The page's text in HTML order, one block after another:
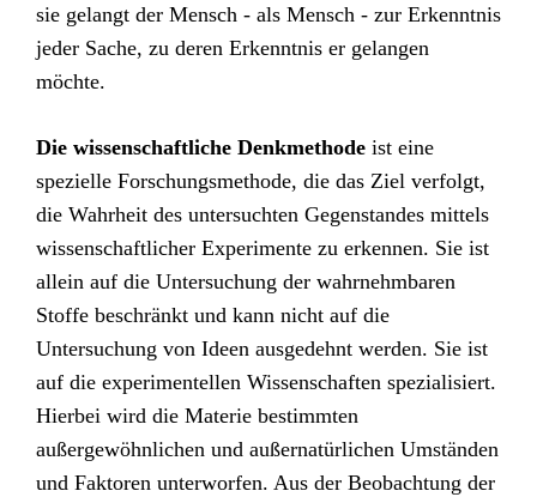
sie gelangt der Mensch - als Mensch - zur Erkenntnis
jeder Sache, zu deren Erkenntnis er gelangen
möchte.
Die wissenschaftliche Denkmethode ist eine
spezielle Forschungsmethode, die das Ziel verfolgt,
die Wahrheit des untersuchten Gegenstandes mittels
wissenschaftlicher Experimente zu erkennen. Sie ist
allein auf die Untersuchung der wahrnehmbaren
Stoffe beschränkt und kann nicht auf die
Untersuchung von Ideen ausgedehnt werden. Sie ist
auf die experimentellen Wissenschaften spezialisiert.
Hierbei wird die Materie bestimmten
außergewöhnlichen und außernatürlichen Umständen
und Faktoren unterworfen. Aus der Beobachtung der